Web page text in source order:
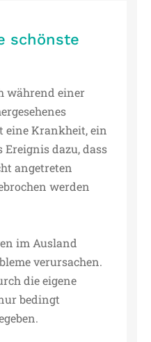
schönste
während einer
eine Krankheit, ein
dazu, dass
angetreten
werden
im Ausland
verursachen.
die eigene
bedingt